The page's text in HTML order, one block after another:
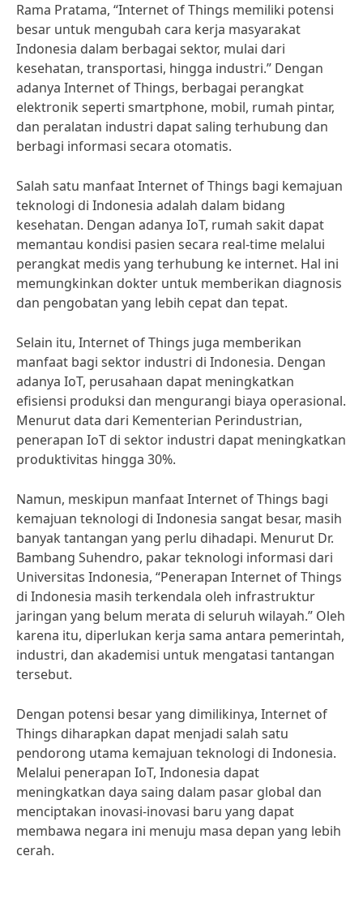
Rama Pratama, “Internet of Things memiliki potensi
besar untuk mengubah cara kerja masyarakat
Indonesia dalam berbagai sektor, mulai dari
kesehatan, transportasi, hingga industri.” Dengan
adanya Internet of Things, berbagai perangkat
elektronik seperti smartphone, mobil, rumah pintar,
dan peralatan industri dapat saling terhubung dan
berbagi informasi secara otomatis.
Salah satu manfaat Internet of Things bagi kemajuan
teknologi di Indonesia adalah dalam bidang
kesehatan. Dengan adanya IoT, rumah sakit dapat
memantau kondisi pasien secara real-time melalui
perangkat medis yang terhubung ke internet. Hal ini
memungkinkan dokter untuk memberikan diagnosis
dan pengobatan yang lebih cepat dan tepat.
Selain itu, Internet of Things juga memberikan
manfaat bagi sektor industri di Indonesia. Dengan
adanya IoT, perusahaan dapat meningkatkan
efisiensi produksi dan mengurangi biaya operasional.
Menurut data dari Kementerian Perindustrian,
penerapan IoT di sektor industri dapat meningkatkan
produktivitas hingga 30%.
Namun, meskipun manfaat Internet of Things bagi
kemajuan teknologi di Indonesia sangat besar, masih
banyak tantangan yang perlu dihadapi. Menurut Dr.
Bambang Suhendro, pakar teknologi informasi dari
Universitas Indonesia, “Penerapan Internet of Things
di Indonesia masih terkendala oleh infrastruktur
jaringan yang belum merata di seluruh wilayah.” Oleh
karena itu, diperlukan kerja sama antara pemerintah,
industri, dan akademisi untuk mengatasi tantangan
tersebut.
Dengan potensi besar yang dimilikinya, Internet of
Things diharapkan dapat menjadi salah satu
pendorong utama kemajuan teknologi di Indonesia.
Melalui penerapan IoT, Indonesia dapat
meningkatkan daya saing dalam pasar global dan
menciptakan inovasi-inovasi baru yang dapat
membawa negara ini menuju masa depan yang lebih
cerah.